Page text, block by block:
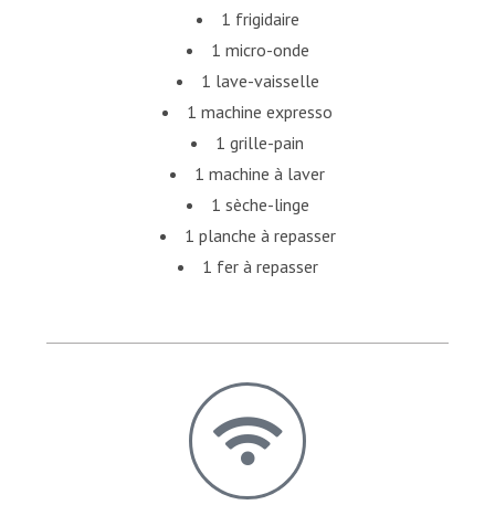
1 frigidaire
1 micro-onde
1 lave-vaisselle
1 machine expresso
1 grille-pain
1 machine à laver
1 sèche-linge
1 planche à repasser
1 fer à repasser